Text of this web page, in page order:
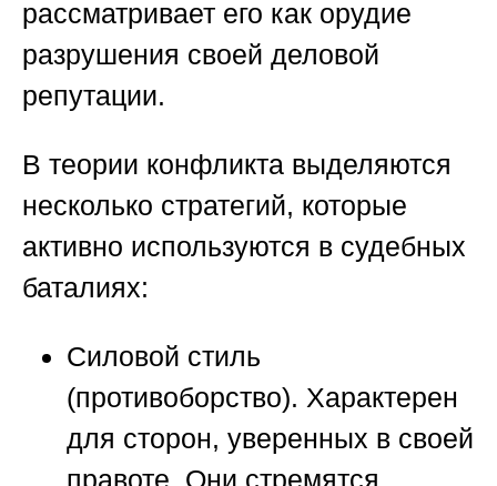
рассматривает его как орудие
разрушения своей деловой
репутации.
В теории конфликта выделяются
несколько стратегий, которые
активно используются в судебных
баталиях:
Силовой стиль
(противоборство). Характерен
для сторон, уверенных в своей
правоте. Они стремятся